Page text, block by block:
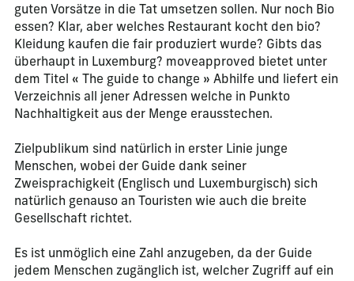
guten Vorsätze in die Tat umsetzen sollen. Nur noch Bio
essen? Klar, aber welches Restaurant kocht den bio?
Kleidung kaufen die fair produziert wurde? Gibts das
überhaupt in Luxemburg? moveapproved bietet unter
dem Titel « The guide to change » Abhilfe und liefert ein
Verzeichnis all jener Adressen welche in Punkto
Nachhaltigkeit aus der Menge erausstechen.
Zielpublikum sind natürlich in erster Linie junge
Menschen, wobei der Guide dank seiner
Zweisprachigkeit (Englisch und Luxemburgisch) sich
natürlich genauso an Touristen wie auch die breite
Gesellschaft richtet.
Es ist unmöglich eine Zahl anzugeben, da der Guide
jedem Menschen zugänglich ist, welcher Zugriff auf ein